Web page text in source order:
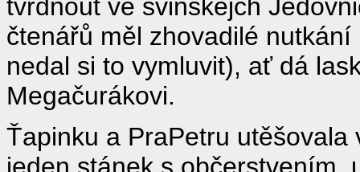
tvrdnout ve svinskejch
čtenářů měl zhovadilé
nedal si to vymluvit), ať dá
Megačurákovi.
Ťapinku a PraPetru
jeden stánek s občerstvením,